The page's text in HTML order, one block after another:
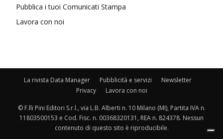
Pubblica i tuoi Comunicati Stampa
Lavora con noi
La rivista Data Manager Pubblicità e servizi
Newsletter
Privacy
Lavora con noi
© F.lli Pini Editori S.r.l., via L.B. Alberti n. 10 Milano (MI), Partita IVA n.
11803500153 e Cod. Fisc. n. 00368320131, REA n. 824378. Nessun
contenuto di questo sito è riproducibile.